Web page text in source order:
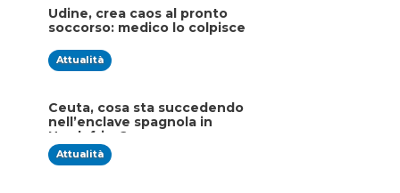
Udine, crea caos al pronto
soccorso: medico lo colpisce
Attualità
Ceuta, cosa sta succedendo
nell’enclave spagnola in
Nordafrica?
Attualità